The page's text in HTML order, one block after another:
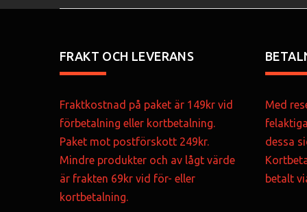
FRAKT OCH LEVERANS
Fraktkostnad på paket är 149kr vid
förbetalning eller kortbetalning.
Paket mot postförskott 249kr.
Mindre produkter och av lågt värde
är frakten 69kr vid för- eller
kortbetalning.
Med
dessa
betalt